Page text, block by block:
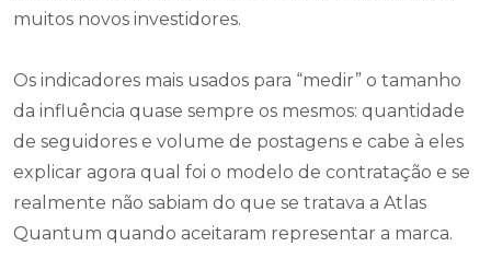
muitos novos investidores.
Os indicadores mais usados para “medir” o tamanho
da influência quase sempre os mesmos: quantidade
de seguidores e volume de postagens e cabe à eles
explicar agora qual foi o modelo de contratação e se
realmente não sabiam do que se tratava a Atlas
Quantum quando aceitaram representar a marca.